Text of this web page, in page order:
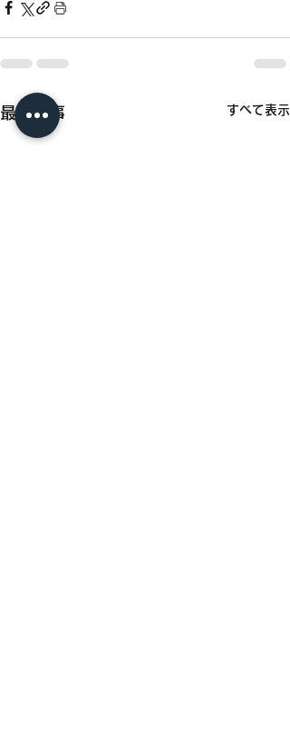
最新記事 すべて表示